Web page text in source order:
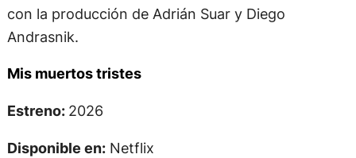
con la producción de Adrián Suar y Diego
Andrasnik.
Mis muertos tristes
Estreno: 2026
Disponible en:Netflix